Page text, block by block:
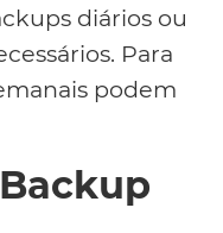
diários ou
Para
podem